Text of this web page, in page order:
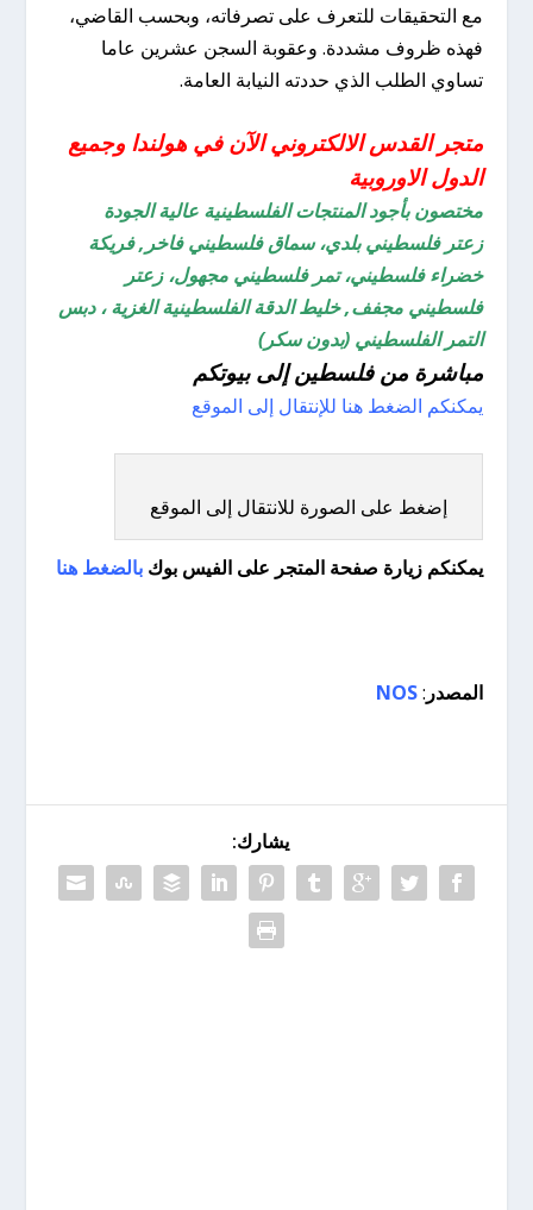
مع التحقيقات للتعرف على تصرفاته، وبحسب القاضي،
فهذه ظروف مشددة. وعقوبة السجن عشرين عاما
تساوي الطلب الذي حددته النيابة العامة.
متجر القدس الالكتروني الآن في هولندا وجميع
الدول الاوروبية
مختصون بأجود المنتجات الفلسطينية عالية الجودة
زعتر فلسطيني بلدي، سماق فلسطيني فاخر, فريكة
خضراء فلسطيني، تمر فلسطيني مجهول، زعتر
فلسطيني مجفف, خليط الدقة الفلسطينية الغزية ، دبس
التمر الفلسطيني (بدون سكر)
مباشرة من فلسطين إلى بيوتكم
يمكنكم الضغط هنا للإنتقال إلى الموقع
إضغط على الصورة للانتقال إلى الموقع
يمكنكم زيارة صفحة المتجر على الفيس بوكبالضغط هنا
المصدر :
NOS
يشارك: